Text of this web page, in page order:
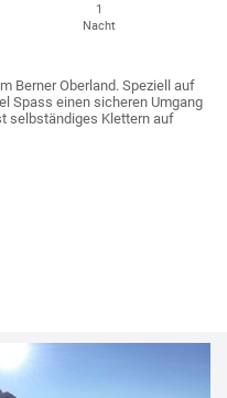
1
Nacht
Berner Oberland. Speziell auf
Spass einen sicheren Umgang
selbständiges Klettern auf